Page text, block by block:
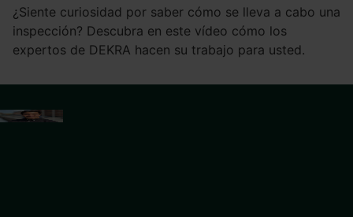
¿Siente curiosidad por saber cómo se lleva a cabo una
inspección? Descubra en este vídeo cómo los
expertos de DEKRA hacen su trabajo para usted.